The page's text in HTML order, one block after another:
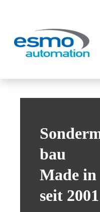
bau
Made
seit 2001